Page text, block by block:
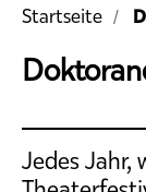
Startseite
Jedes Jahr,